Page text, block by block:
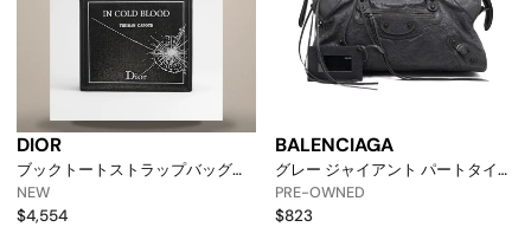
DIOR
ブックトートストラップバッグミ
ディアムブラック＆ホワイトブッ
クカバー刺繍 (36 X 31.5 X 14cm)
NEW
$4,554
BALENCIAGA
グレー ジャイアント パートタイム
モーターバッグ トートバッグ
168028 158716418 [p]
PRE-OWNED
$823